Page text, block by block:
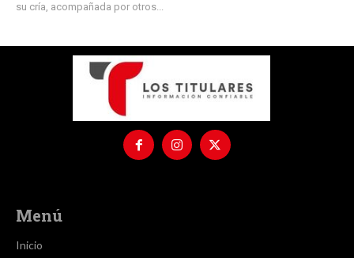
su cría, acompañada por otros...
Menú
Inicio